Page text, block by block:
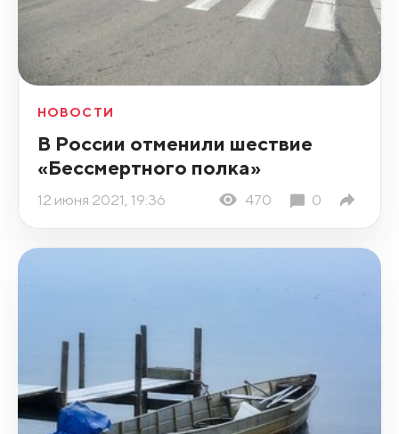
НОВОСТИ
В России отменили шествие
«Бессмертного полка»
12 июня 2021, 19:36 470 0